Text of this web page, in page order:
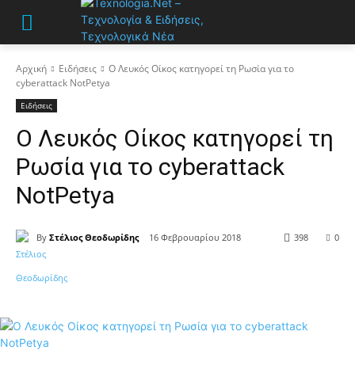
Αρχική Ειδήσεις
Ο Λευκός Οίκος κατηγορεί τη Ρωσία για το
cyberattack NotPetya
Ειδήσεις
Ο Λευκός Οίκος κατηγορεί τη
Ρωσία για το cyberattack
NotPetya
By Στέλιος Θεοδωρίδης 16 Φεβρουαρίου 2018 0
398